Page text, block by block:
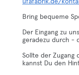
ufafabrik.de/
Bring bequeme
Der Eingang zu
geradezu durch -
Sollte der Zugang
kannst Du den